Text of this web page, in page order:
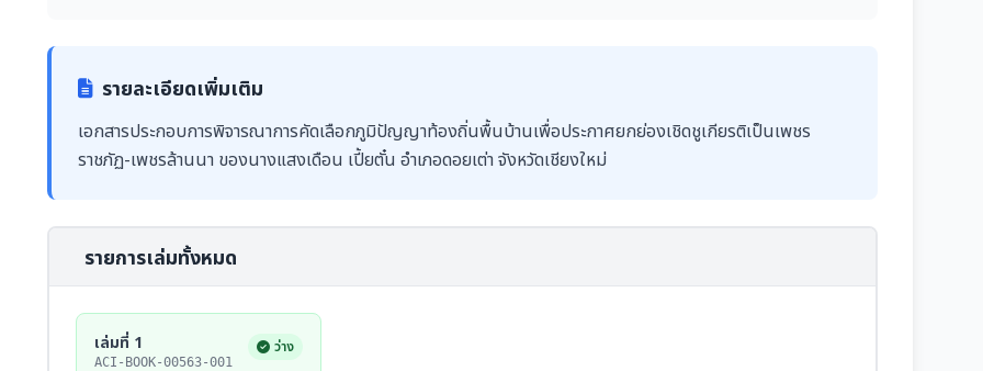
รายละเอียดเพิ่มเติม
เอกสารประกอบการพิจารณาการคัดเลือกภูมิปัญญาท้องถิ่นพื้นบ้านเพื่อประกาศยกย่องเชิดชูเกียรติเป็นเพชร
ราชภัฏ-เพชรล้านนา ของนางแสงเดือน เปี้ยตั๋น อำเภอดอยเต่า จังหวัดเชียงใหม่
รายการเล่มทั้งหมด
เล่มที่ 1
ACI-BOOK-00563-001
ว่าง